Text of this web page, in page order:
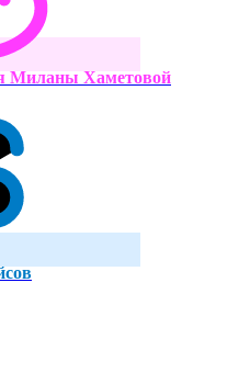
Миланы Хаметовой